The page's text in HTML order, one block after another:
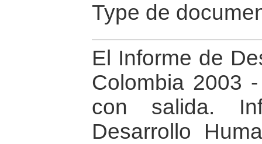
Type de
El Informe de
Colombia 2003
con salida.
Desarrollo